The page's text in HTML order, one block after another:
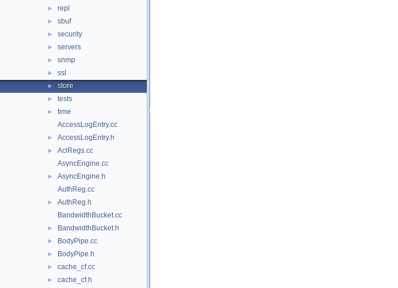
► repl
► sbuf
► security
► servers
► snmp
► ssl
► store
► tests
►
time
AccessLogEntry.cc
► AccessLogEntry.h
►
AclRegs.cc
AsyncEngine.cc
►
AsyncEngine.h
AuthReg.cc
►
AuthReg.h
BandwidthBucket.cc
► BandwidthBucket.h
► BodyPipe.cc
► BodyPipe.h
► cache_cf.cc
► cache_cf.h